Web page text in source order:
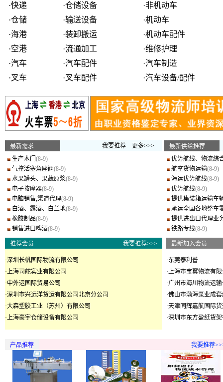
·快递 ·仓储设备 ·非机动车
·仓储 ·输送设备 ·机动车
·海港 ·装卸搬运 ·机动车配件
·空港 ·流通加工 ·维修护理
·汽车 ·汽车配件 ·汽车制造
·叉车 ·叉车配件 ·汽车设备/配件
最新需求 我要推荐
更多>>>
生产木门 (8-9)
气控活塞角座阀(8-9)
水果罐头、果蔬原浆(8-9)
电子按摩器(8-9)
电脑销售,渠道代理(8-9)
白酒、露酒、白兰地(8-9)
橡胶制品(8-9)
销售进口啤酒(8-9)
最新供给推荐
优势航线、物流综
航空货物运输(8-9)
海运优势航线(8-9)
优势航线(8-9)
提供集装箱运输车
承运全国各地整车
提供进出口代理业
铁路专线(8-9)
推荐会员 我要推荐>>>
·深圳长帆国际物流有限公司
·上海司舵实业有限公司
·中外运国际贸易公司
·深圳市兴远洋货运有限公司北京分公司
·大森塑胶工业（苏州）有限公司
·上海豪宇仓储设备有限公司
最新加入会员
·东莞泰利普
·上海市宝翼物流有
·广州市海川物流运
·佛山市渤海泵业成
·天津同辉嘉航国际
·深圳市东方盈纸货
产品推荐 我要推荐